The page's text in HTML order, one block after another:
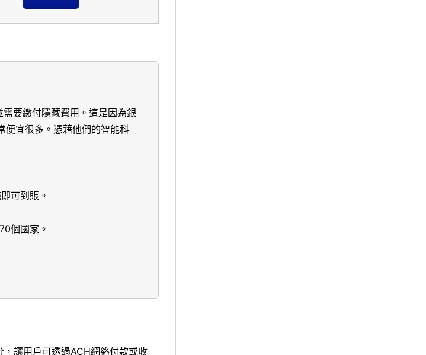
要繳付隱藏費用。這是因為銀
便宜很多。憑藉他們的智能科
可到賬。
個國家。
讓用戶可透過ACH網絡付款或收